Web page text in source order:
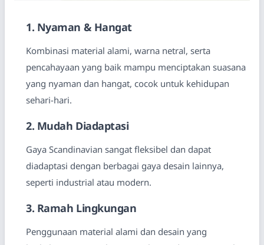
1. Nyaman & Hangat
Kombinasi material alami, warna netral, serta
pencahayaan yang baik mampu menciptakan suasana
yang nyaman dan hangat, cocok untuk kehidupan
sehari-hari.
2. Mudah Diadaptasi
Gaya Scandinavian sangat fleksibel dan dapat
diadaptasi dengan berbagai gaya desain lainnya,
seperti industrial atau modern.
3. Ramah Lingkungan
Penggunaan material alami dan desain yang